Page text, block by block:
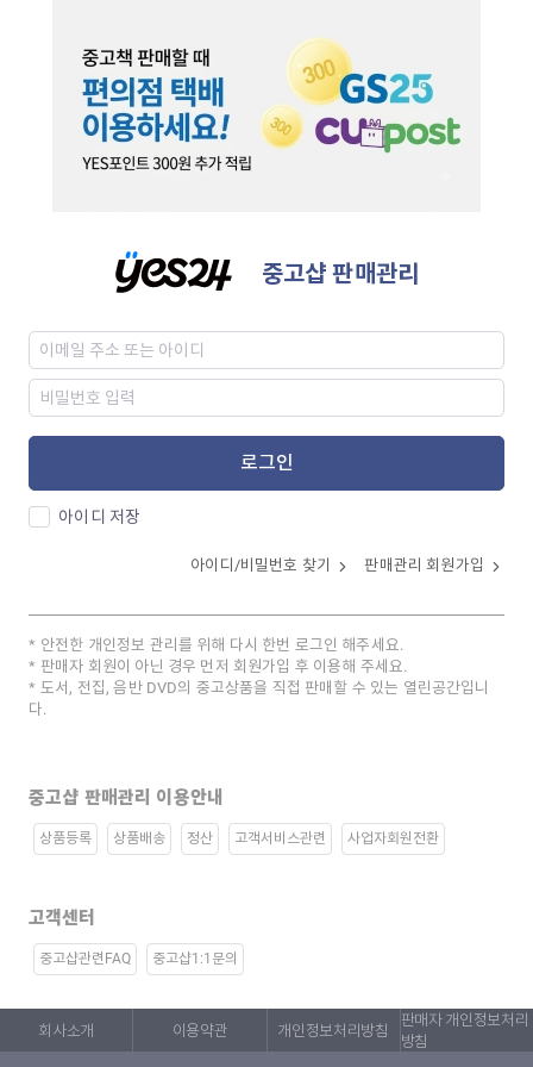
중고샵 판매관리
로그인
아이디 저장
아이디/비밀번호 찾기 판매관리 회원가입
안전한 개인정보 관리를 위해 다시 한번 로그인 해주세요.
판매자 회원이 아닌 경우 먼저 회원가입 후 이용해 주세요.
도서, 전집, 음반 DVD의 중고상품을 직접 판매할 수 있는 열린공간입니
다.
중고샵 판매관리 이용안내
상품등록 상품배송 정산 고객서비스관련 사업자회원전환
고객센터
중고샵관련FAQ 중고샵1:1문의
회사소개 이용약관 개인정보처리방침
판매자 개인정보처리
방침